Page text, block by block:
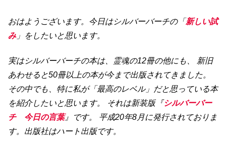
おはようございます。今日はシルバーバーチの「 新しい試
み」をしたいと思います。
実はシルバーバーチの本は、霊魂の12冊の他にも、 新旧
あわせると50冊以上の本が今まで出版されてきました。
その中でも、特に私が「最高のレベル」だと思っている本
を紹介したいと思います。 それは新装版『シルバーバー
チ 今日の言葉』です。 平成20年8月に発行されておりま
す。出版社はハート出版です。